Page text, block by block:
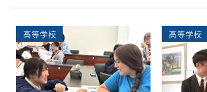
高等学校 高等学校